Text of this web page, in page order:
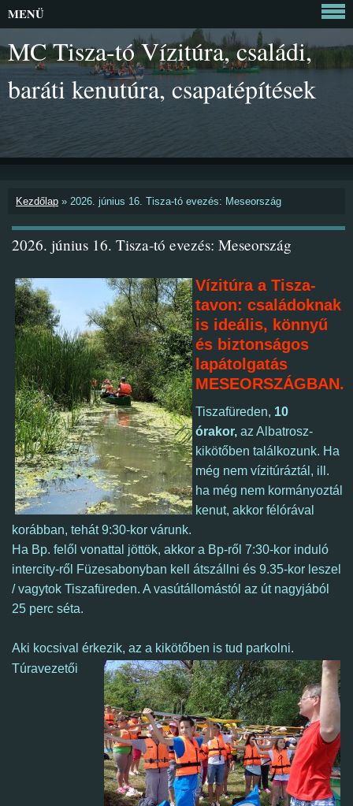
MC Tisza-tó Vízitúra, családi,
baráti kenutúra, csapatépítések
Kezdőlap » 2026. június 16. Tisza-tó evezés: Meseország
2026. június 16. Tisza-tó evezés: Meseország
Vízitúra a Tisza-
tavon: családoknak
is ideális, könnyű
és biztonságos
lapátolgatás
MESEORSZÁGBAN.
Tiszafüreden, 10
órakor, az Albatrosz-
kikötőben találkozunk. Ha
még nem vízitúráztál, ill.
ha még nem kormányoztál
kenut, akkor félórával
korábban, tehát 9:30-kor várunk.
Ha Bp. felől vonattal jöttök, akkor a Bp-ről 7:30-kor induló
intercity-ről Füzesabonyban kell átszállni és 9.35-kor leszel
/ vagytok Tiszafüreden. A vasútállomástól az út nagyjából
25 perc séta.
Aki kocsival érkezik, az a kikötőben is tud parkolni.
Túravezetői
MENÜ